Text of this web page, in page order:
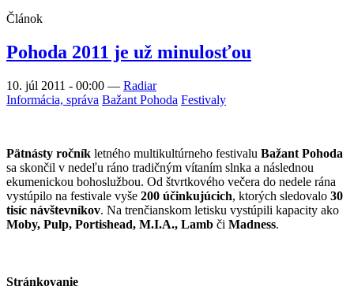
Článok
Pohoda 2011 je už minulosťou
10. júl 2011 - 00:00 — Radiar
Informácia, správa Bažant Pohoda Festivaly
Pätnásty ročník letného multikultúrneho festivalu Bažant Pohoda
sa skončil v nedeľu ráno tradičným vítaním slnka a následnou
ekumenickou bohoslužbou. Od štvrtkového večera do nedele rána
vystúpilo na festivale vyše 200 účinkujúcich, ktorých sledovalo 30
tisíc návštevníkov. Na trenčianskom letisku vystúpili kapacity ako
Moby, Pulp, Portishead, M.I.A., Lamb či Madness.
Stránkovanie